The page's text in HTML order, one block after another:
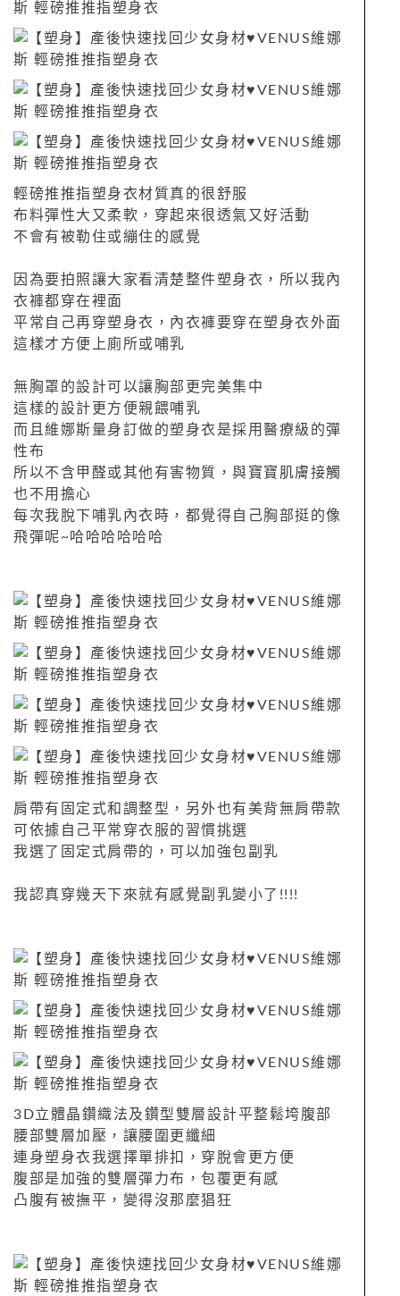
輕磅推推指塑身衣材質真的很舒服
布料彈性大又柔軟，穿起來很透氣又好活動
不會有被勒住或繃住的感覺
因為要拍照讓大家看清楚整件塑身衣，所以我內
衣褲都穿在裡面
平常自己再穿塑身衣，內衣褲要穿在塑身衣外面
這樣才方便上廁所或哺乳
無胸罩的設計可以讓胸部更完美集中
這樣的設計更方便親餵哺乳
而且維娜斯量身訂做的塑身衣是採用醫療級的彈
性布
所以不含甲醛或其他有害物質，與寶寶肌膚接觸
也不用擔心
每次我脫下哺乳內衣時，都覺得自己胸部挺的像
飛彈呢~哈哈哈哈哈哈
肩帶有固定式和調整型，另外也有美背無肩帶款
可依據自己平常穿衣服的習慣挑選
我選了固定式肩帶的，可以加強包副乳
我認真穿幾天下來就有感覺副乳變小了!!!!
3D立體晶鑽織法及鑽型雙層設計平整鬆垮腹部
腰部雙層加壓，讓腰圍更纖細
連身塑身衣我選擇單排扣，穿脫會更方便
腹部是加強的雙層彈力布，包覆更有感
凸腹有被撫平，變得沒那麼猖狂